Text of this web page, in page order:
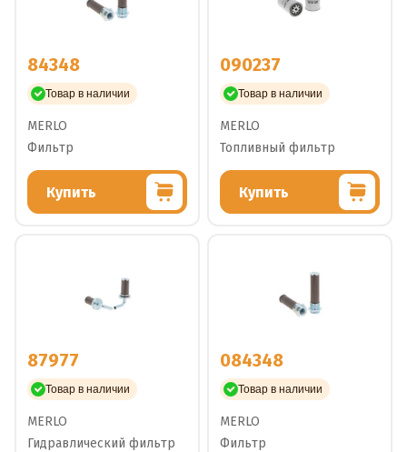
84348
Товар в наличии
MERLO
Фильтр
Купить
090237
Товар в наличии
MERLO
Топливный фильтр
Купить
87977
Товар в наличии
MERLO
Гидравлический фильтр
084348
Товар в наличии
MERLO
Фильтр